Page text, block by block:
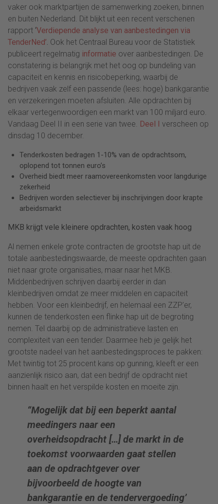
vaker ook marktpartijen de samenwerking zoeken, binnen
en buiten Nederland. Dit blijkt uit een recent verschenen
rapport ‘Verdiepende analyse van aanbestedingen via
TenderNed’ Ook het Centraal Bureau voor de Statistiek
publiceert regelmatig informatie over aanbestedingen. De
constatering is belangrijk met het oog op bundeling van
capaciteit en kennis en risicobeperking, waarbij de
bedrijven vaak zelf een passende (lees: hoge) bankgarantie
en verzekeringen moeten afsluiten. Alle opdrachten bij
elkaar vertegenwoordigen een markt van 100 miljard euro.
Vandaag Deel II in een serie van twee. Deel I verscheen op
dinsdag 10 december.
Tenderkosten bedragen 1-10% van de opdrachtsom,
oplopend tot tonnen euro’s
Overheid biedt meer raamovereenkomsten voor langdurige
zekerheid
Bedrijven worden selectiever bij inschrijvingen door krapte
arbeidsmarkt
MKB krijgt vele kleinere opdrachten, kosten vaak hoog
Al nemen enkele grote contracten de grootste hap uit de
totale aanbestedingswaarde, de meeste opdrachten gaan
niet naar grote organisaties, maar naar het MKB.
Middenbedrijven schrijven daarbij eerder in dan
kleinbedrijven omdat ze meer middelen en capaciteit
hebben. Voor een kleinbedrijf, en helemaal een ZZP’er,
kunnen de tenderkosten een flinke hap uit de begroting
nemen. Tel daarbij op de administratieve lasten en
complexiteit van een tender. Daarmee heb je gelijk het
grootste nadeel van het aanbestedingsproces te pakken:
Met twintig tot 25 procent kans op gunning, kleeft er een
aanzienlijk risico aan, dat een bedrijf de opdracht niet
binnen haalt en het verspilde kosten en moeite zijn.
“Mogelijk dat bij een beperkt aantal
meedingers naar een
overheidsopdracht […] de markt in de
toekomst voorwaarden gaat stellen
aan de opdrachtgever over
bijvoorbeeld de hoogte van
bankgarantie en de tendervergoeding’